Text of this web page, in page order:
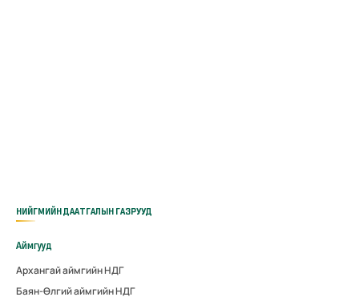
НИЙГМИЙН ДААТГАЛЫН ГАЗРУУД
Аймгууд
Архангай аймгийн НДГ
Баян-Өлгий аймгийн НДГ